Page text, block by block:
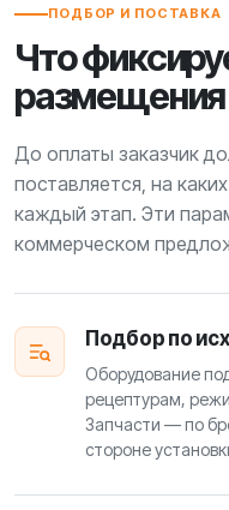
ПОДБОР И ПОСТАВКА
Что
размещения
До оплаты заказчик
поставляется, на
каждый этап. Эти
коммерческом
Подбор по
Оборудование
рецептурам,
Запчасти — по
стороне